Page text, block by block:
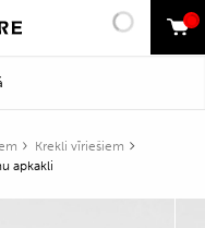
0
Krekli vīriešiem
apkakli